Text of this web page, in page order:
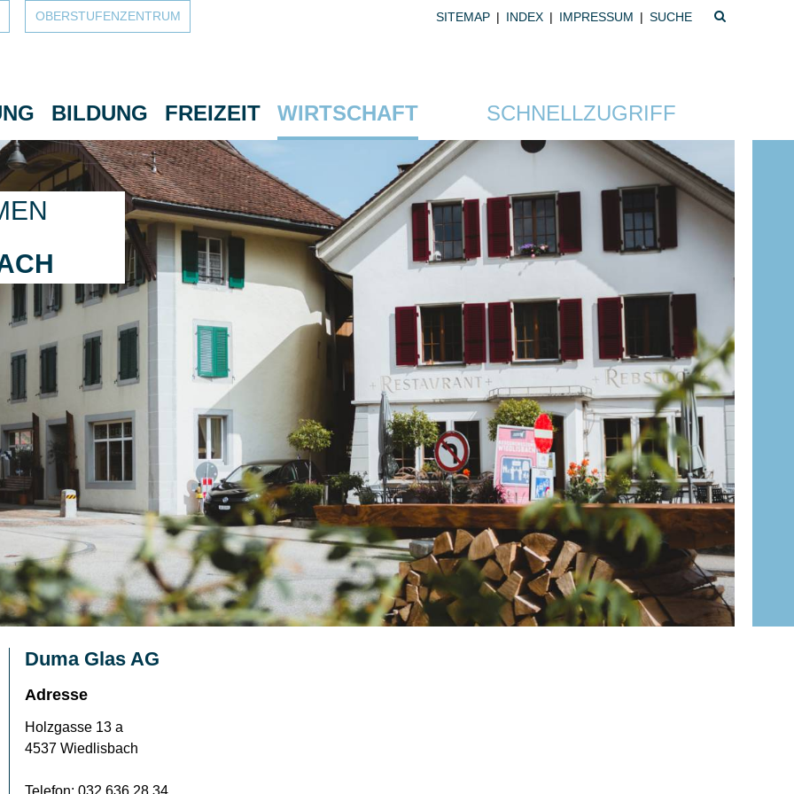
OBERSTUFEN­ZENTRUM
SUCHBEGRIFF
Suchbegriff
SITEMAP | INDEX | IMPRESSUM |
BILDUNG FREIZEIT WIRTSCHAFT SCHNELLZUGRIFF
Duma Glas AG
Adresse
Holzgasse 13 a
4537 Wiedlisbach